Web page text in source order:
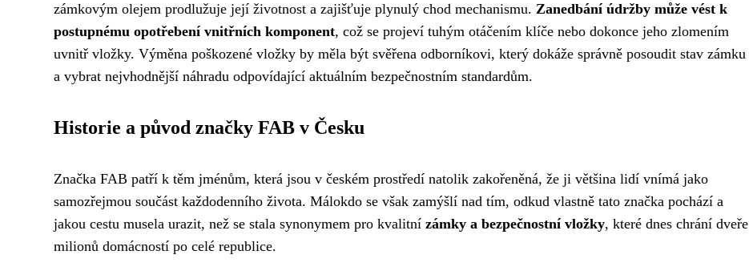
zámkovým olejem prodlužuje její životnost a zajišťuje plynulý chod mechanismu. Zanedbání údržby může vést k
postupnému opotřebení vnitřních komponent, což se projeví tuhým otáčením klíče nebo dokonce jeho zlomením
uvnitř vložky. Výměna poškozené vložky by měla být svěřena odborníkovi, který dokáže správně posoudit stav zámku
a vybrat nejvhodnější náhradu odpovídající aktuálním bezpečnostním standardům.
Historie a původ značky FAB v Česku
Značka FAB patří k těm jménům, která jsou v českém prostředí natolik zakořeněná, že ji většina lidí vnímá jako
samozřejmou součást každodenního života. Málokdo se však zamýšlí nad tím, odkud vlastně tato značka pochází a
jakou cestu musela urazit, než se stala synonymem pro kvalitní zámky a bezpečnostní vložky, které dnes chrání dveře
milionů domácností po celé republice.